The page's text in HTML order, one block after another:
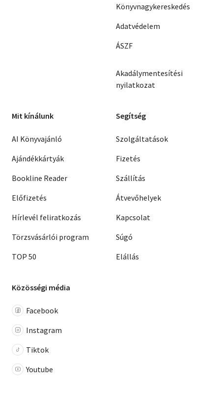
Könyvnagykereskedés
Adatvédelem
ÁSZF
Akadálymentesítési
nyilatkozat
Mit kínálunk
AI Könyvajánló
Ajándékkártyák
Bookline Reader
Előfizetés
Hírlevél feliratkozás
Törzsvásárlói program
TOP 50
Segítség
Szolgáltatások
Fizetés
Szállítás
Átvevőhelyek
Kapcsolat
Súgó
Elállás
Közösségi média
Facebook
Instagram
Tiktok
Youtube